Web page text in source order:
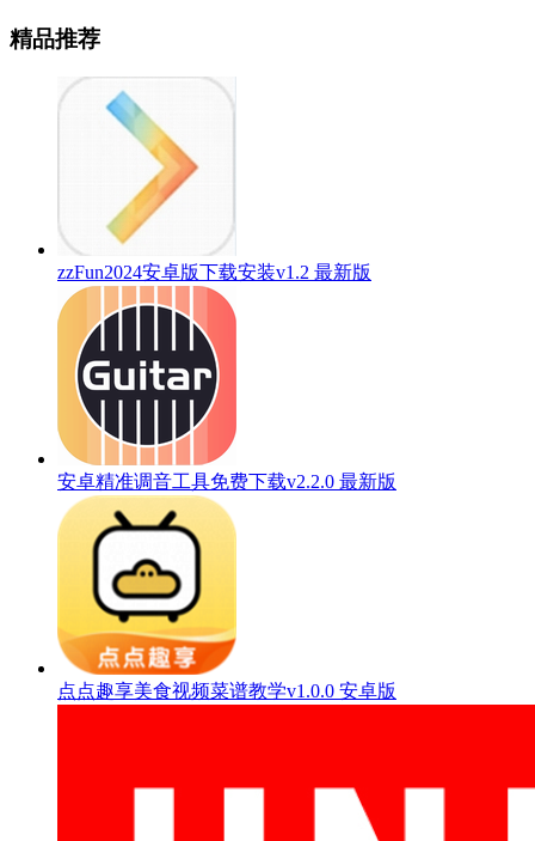
精品推荐
zzFun2024安卓版下载安装v1.2 最新版
安卓精准调音工具免费下载v2.2.0 最新版
点点趣享美食视频菜谱教学v1.0.0 安卓版